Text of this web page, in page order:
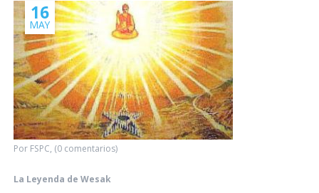
Por FSPC, (0 comentarios)
16
MAY
La Leyenda de Wesak